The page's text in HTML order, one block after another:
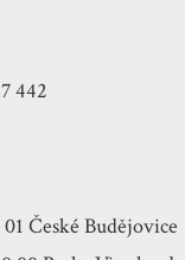
442
České Budějovice